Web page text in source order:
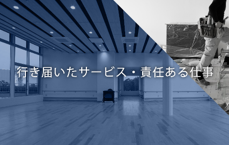
採用情報-中途
採用情報-中途-（営業職）
採用情報-中途-（内装仕上げ工）
採用情報-新卒
採用情報-新卒-（営業職）
採用情報-新卒-（内装仕上げ工）